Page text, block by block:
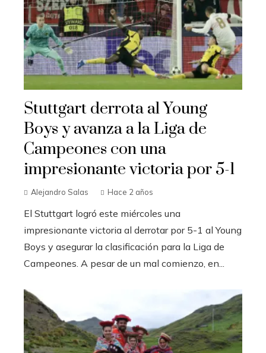
Stuttgart derrota al Young
Boys y avanza a la Liga de
Campeones con una
impresionante victoria por 5-1
Alejandro Salas Hace 2 años
El Stuttgart logró este miércoles una
impresionante victoria al derrotar por 5-1 al Young
Boys y asegurar la clasificación para la Liga de
Campeones. A pesar de un mal comienzo, en...